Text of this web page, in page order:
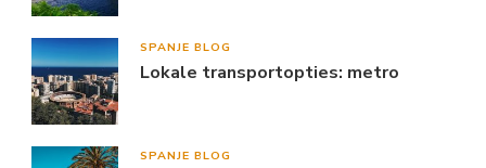
SPANJE BLOG
Lokale transportopties: metro
SPANJE BLOG